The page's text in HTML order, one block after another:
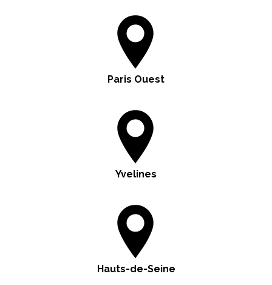
Paris Ouest
Yvelines
Hauts-de-Seine